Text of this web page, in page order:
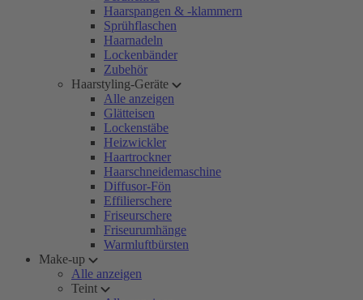
Haarspangen & -klammern
Sprühflaschen
Haarnadeln
Lockenbänder
Zubehör
Haarstyling-Geräte
Alle anzeigen
Glätteisen
Lockenstäbe
Heizwickler
Haartrockner
Haarschneidemaschine
Diffusor-Fön
Effilierschere
Friseurschere
Friseurumhänge
Warmluftbürsten
Make-up
Alle anzeigen
Teint